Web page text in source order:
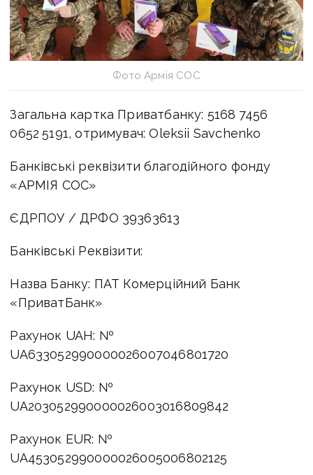
Фото Армія СОС
Загальна картка Приватбанку: 5168 7456
0652 5191, отримувач: Oleksii Savchenko
Банківські реквізити благодійного фонду
«АРМІЯ СОС»
ЄДРПОУ / ДРФО 39363613
Банківські Реквізити:
Назва Банку: ПАТ Комерційний Банк
«ПриватБанк»
Рахунок UAH: №
UA633052990000026007046801720
Рахунок USD: №
UA203052990000026003016809842
Рахунок EUR: №
UA453052990000026005006802125